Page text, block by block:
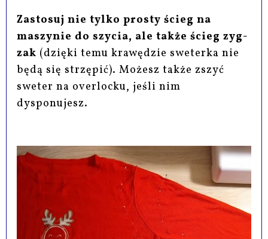
Zastosuj nie tylko prosty ścieg na
maszynie do szycia, ale także ścieg zyg-
zak (dzięki temu krawędzie sweterka nie
będą się strzępić). Możesz także zszyć
sweter na overlocku, jeśli nim
dysponujesz.